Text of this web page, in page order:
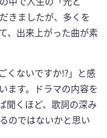
きましたが、多くを
、出来上がった曲が素
くないですか⁉」と感
ます。ドラマの内容を
聞くほど、歌詞の深み
のではないかと思い